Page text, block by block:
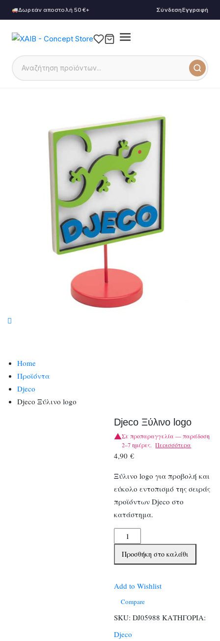
Δωρεάν αποστολή 50€+ ΣύνδεσηΕγγραφή
Home
Προϊόντα
Djeco
Djeco Ξύλινο logo
Djeco Ξύλινο logo
Σε προπαραγγελία — παράδοση
2–7 ημέρες. Περισσότερα
4,90€
Ξύλινο logo για προβολή και
εύκολο εντοπισμό της σειράς
προϊόντων Djeco στο
κατάστημα.
Djeco
Ξύλινο
logo
Προσθήκη στο καλάθι
Add to Wishlist
Compare
SKU: DJ05988 ΚΑΤΗΓΟΡΙΑ:
Djeco